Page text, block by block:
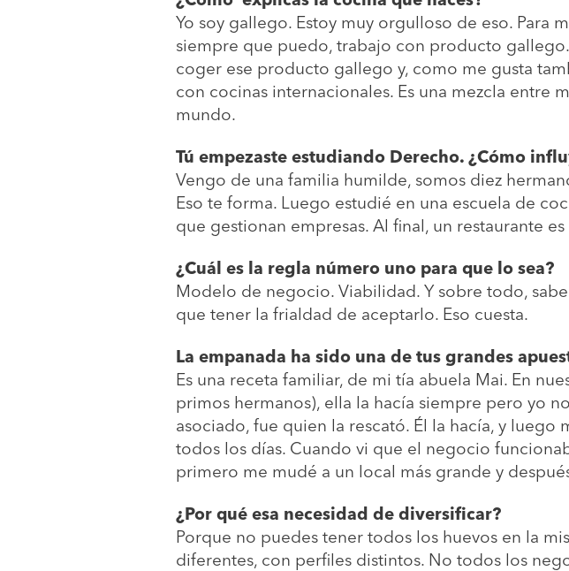
Yo soy gallego. Estoy muy orgulloso de eso. Para
siempre que puedo, trabajo con producto
coger ese producto gallego y, como me gusta
con cocinas internacionales. Es una mezcla
mundo.
Tú empezaste estudiando Derecho. ¿Cómo
Vengo de una familia humilde, somos diez
Eso te forma. Luego estudié en una escuela de
que gestionan empresas. Al final, un restaurante
¿Cuál es la regla número uno para que lo sea?
Modelo de negocio. Viabilidad. Y sobre todo,
que tener la frialdad de aceptarlo. Eso cuesta.
La empanada ha sido una de tus grandes
Es una receta familiar, de mi tía abuela Mai. En
primos hermanos), ella la hacía siempre pero yo
asociado, fue quien la rescató. Él la hacía, y
todos los días. Cuando vi que el negocio
primero me mudé a un local más grande y
¿Por qué esa necesidad de diversificar?
Porque no puedes tener todos los huevos en la
diferentes, con perfiles distintos. No todos los